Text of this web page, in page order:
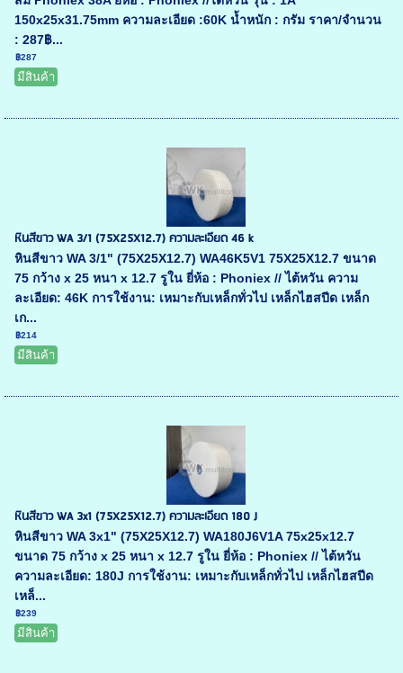
150x25x31.75mm ความละเอียด :60K น้ำหนัก : กรัม ราคา/จำนวน
: 287฿...
฿287
มีสินค้า
หินสีขาว WA 3/1 (75X25X12.7) ความละเอียด 46 k
หินสีขาว WA 3/1" (75X25X12.7) WA46K5V1 75X25X12.7 ขนาด
75 กว้าง x 25 หนา x 12.7 รูใน ยี่ห้อ : Phoniex // ไต้หวัน ความ
ละเอียด: 46K การใช้งาน: เหมาะกับเหล็กทั่วไป เหล็กไฮสปีด เหล็ก
เก...
฿214
มีสินค้า
หินสีขาว WA 3x1 (75X25X12.7) ความละเอียด 180 J
หินสีขาว WA 3x1" (75X25X12.7) WA180J6V1A 75x25x12.7
ขนาด 75 กว้าง x 25 หนา x 12.7 รูใน ยี่ห้อ : Phoniex // ไต้หวัน
ความละเอียด: 180J การใช้งาน: เหมาะกับเหล็กทั่วไป เหล็กไฮสปีด
เหล็...
฿239
มีสินค้า